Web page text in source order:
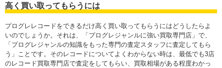
高く買い取ってもらうには
プログレレコードをできるだけ高く買い取ってもらうにはどうしたらよ
いのでしょうか。それは、「プログレジャンルに強い買取専門店」で、
「プログレジャンルの知識をもった専門の査定スタッフに査定してもら
う」ことです。そのレコードについてよくわからない時は、最低でも3店
のレコード買取専門店で査定をしてもらい、買取相場がある程度わかっ